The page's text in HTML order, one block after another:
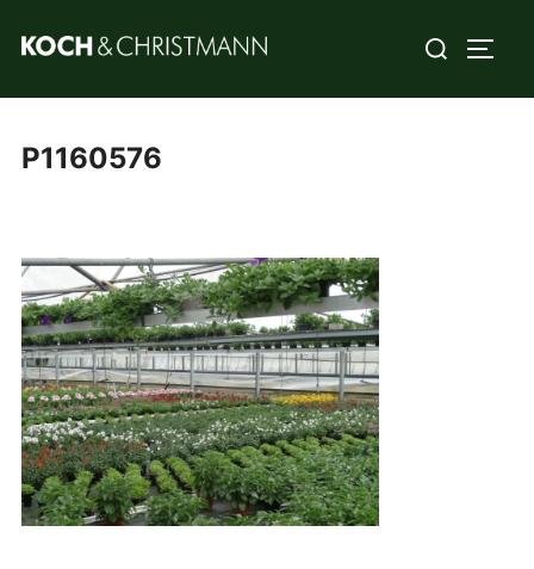
P1160576